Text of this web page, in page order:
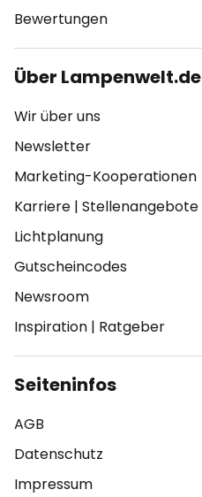
Bewertungen
Über Lampenwelt.de
Wir über uns
Newsletter
Marketing-Kooperationen
Karriere | Stellenangebote
Lichtplanung
Gutscheincodes
Newsroom
Inspiration | Ratgeber
Seiteninfos
AGB
Datenschutz
Impressum